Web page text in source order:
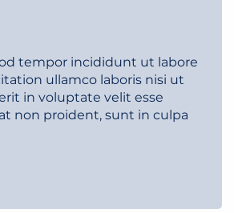
tempor incididunt ut labore
ullamco laboris nisi ut
in voluptate velit esse
non proident, sunt in culpa